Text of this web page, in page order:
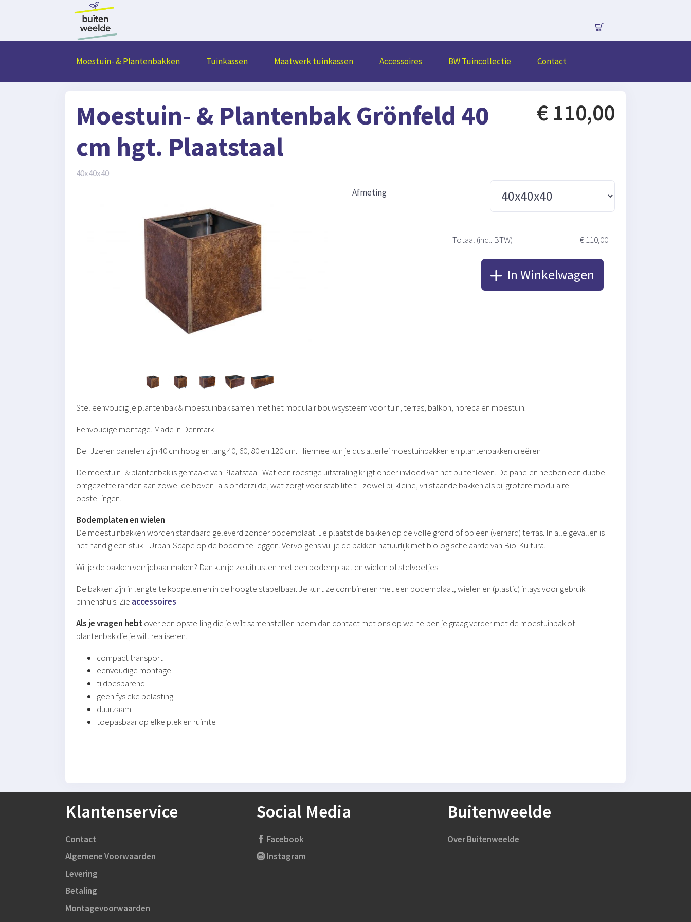
Moestuin- & Plantenbakken Tuinkassen Maatwerk tuinkassen Accessoires BW Tuincollectie Contact
Moestuin- & Plantenbak Grönfeld 40
cm hgt. Plaatstaal
40x40x40
€ 110,00
Afmeting
Totaal (incl. BTW) € 110,00
In Winkelwagen
Stel eenvoudig je plantenbak & moestuinbak samen met het modulair bouwsysteem voor tuin, terras, balkon, horeca en moestuin.
Eenvoudige montage. Made in Denmark
De IJzeren panelen zijn 40 cm hoog en lang 40, 60, 80 en 120 cm. Hiermee kun je dus allerlei moestuinbakken en plantenbakken creëren
De moestuin- & plantenbak is gemaakt van Plaatstaal. Wat een roestige uitstraling krijgt onder invloed van het buitenleven. De panelen hebben een dubbel
omgezette randen aan zowel de boven- als onderzijde, wat zorgt voor stabiliteit - zowel bij kleine, vrijstaande bakken als bij grotere modulaire
opstellingen.
Bodemplaten en wielen
De moestuinbakken worden standaard geleverd zonder bodemplaat. Je plaatst de bakken op de volle grond of op een (verhard) terras. In alle gevallen is
het handig een stuk Urban-Scape op de bodem te leggen. Vervolgens vul je de bakken natuurlijk met biologische aarde van Bio-Kultura.
Wil je de bakken verrijdbaar maken? Dan kun je ze uitrusten met een bodemplaat en wielen of stelvoetjes.
De bakken zijn in lengte te koppelen en in de hoogte stapelbaar. Je kunt ze combineren met een bodemplaat, wielen en (plastic) inlays voor gebruik
binnenshuis. Zie accessoires
Als je vragen hebtover een opstelling die je wilt samenstellen neem dan contact met ons op we helpen je graag verder met de moestuinbak of
plantenbak die je wilt realiseren.
compact transport
eenvoudige montage
tijdbesparend
geen fysieke belasting
duurzaam
toepasbaar op elke plek en ruimte
Klantenservice
Contact
Algemene Voorwaarden
Levering
Betaling
Montagevoorwaarden
Social Media
Facebook
Instagram
Buitenweelde
Over Buitenweelde